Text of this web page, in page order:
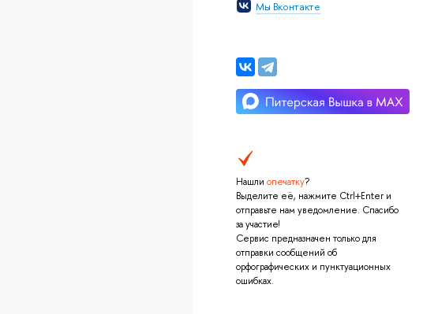
Мы Вконтакте
Нашли опечатку?
Выделите её, нажмите Ctrl+Enter и
отправьте нам уведомление. Спасибо
за участие!
Сервис предназначен только для
отправки сообщений об
орфографических и пунктуационных
ошибках.